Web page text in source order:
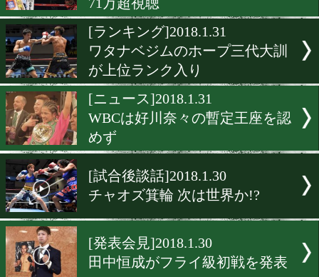
村田諒太が第2次沖縄キャ
イン
[海外ニュース]2018.1.31
リナレス戦65万超 マティ
71万超視聴
[ランキング]2018.1.31
ワタナベジムのホープ三代
が上位ランク入り
[ニュース]2018.1.31
WBCは好川奈々の暫定王